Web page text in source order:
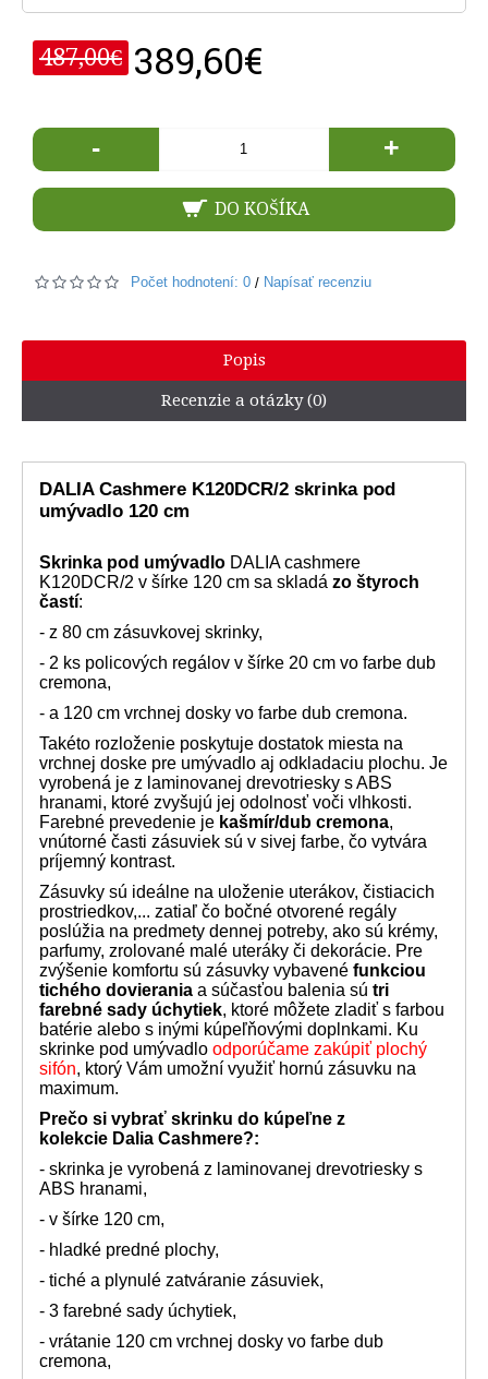
487,00€ 389,60€
- +
DO KOŠÍKA
Počet hodnotení: 0 / Napísať recenziu
Popis
Recenzie a otázky (0)
DALIA Cashmere K120DCR/2 skrinka pod
umývadlo 120 cm
Skrinka pod umývadlo DALIA cashmere
K120DCR/2 v šírke 120 cm sa skladá zo štyroch
častí:
- z 80 cm zásuvkovej skrinky,
- 2 ks policových regálov v šírke 20 cm vo farbe dub
cremona,
- a 120 cm vrchnej dosky vo farbe dub cremona.
Takéto rozloženie poskytuje dostatok miesta na
vrchnej doske pre umývadlo aj odkladaciu plochu. Je
vyrobená je z laminovanej drevotriesky s ABS
hranami, ktoré zvyšujú jej odolnosť voči vlhkosti.
Farebné prevedenie je kašmír/dub cremona,
vnútorné časti zásuviek sú v sivej farbe, čo vytvára
príjemný kontrast.
Zásuvky sú ideálne na uloženie uterákov, čistiacich
prostriedkov,... zatiaľ čo bočné otvorené regály
poslúžia na predmety dennej potreby, ako sú krémy,
parfumy, zrolované malé uteráky či dekorácie. Pre
zvýšenie komfortu sú zásuvky vybavené funkciou
tichého dovierania a súčasťou balenia sú tri
farebné sady úchytiek, ktoré môžete zladiť s farbou
batérie alebo s inými kúpeľňovými doplnkami. Ku
skrinke pod umývadlo odporúčame zakúpiť plochý
sifón, ktorý Vám umožní využiť hornú zásuvku na
maximum.
Prečo si vybrať skrinku do kúpeľne z
kolekcie Dalia Cashmere?:
- skrinka je vyrobená z laminovanej drevotriesky s
ABS hranami,
- v šírke 120 cm,
- hladké predné plochy,
- tiché a plynulé zatváranie zásuviek,
- 3 farebné sady úchytiek,
- vrátanie 120 cm vrchnej dosky vo farbe dub
cremona,